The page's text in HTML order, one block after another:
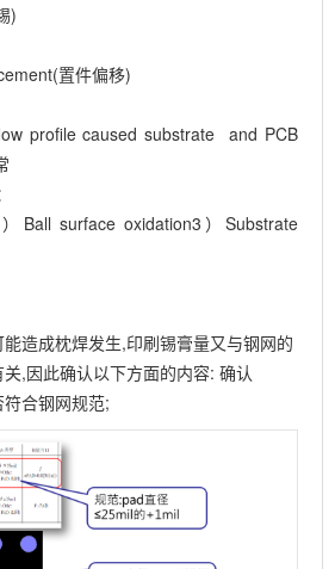
)
置件偏移)
profile caused substrate and PCB
Ball surface oxidation3）Substrate
造成枕焊发生,印刷锡膏量又与钢网的
,因此确认以下方面的内容: 确认
合钢网规范;